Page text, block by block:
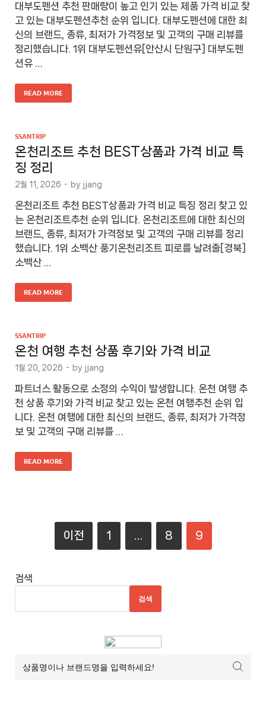
대부도펜션 추천 판매량이 높고 인기 있는 제품 가격 비교 찾
고 있는 대부도펜션추천 순위 입니다. 대부도펜션에 대한 최
신의 브랜드, 종류, 최저가 가격정보 및 고객의 구매 리뷰를
정리했습니다. 1위 대부도펜션유[안산시 단원구] 대부도펜
션유 …
READ MORE
SSANTRIP
온천리조트 추천 BEST상품과 가격 비교 특
징 정리
2월 11, 2026 - by jjang
온천리조트 추천 BEST상품과 가격 비교 특징 정리 찾고 있
는 온천리조트추천 순위 입니다. 온천리조트에 대한 최신의
브랜드, 종류, 최저가 가격정보 및 고객의 구매 리뷰를 정리
했습니다. 1위 소백산 풍기온천리조트 피로를 날려줄[경북]
소백산 …
READ MORE
SSANTRIP
온천 여행 추천 상품 후기와 가격 비교
1월 20, 2026 - by jjang
파트너스 활동으로 소정의 수익이 발생합니다. 온천 여행 추
천 상품 후기와 가격 비교 찾고 있는 온천 여행추천 순위 입
니다. 온천 여행에 대한 최신의 브랜드, 종류, 최저가 가격정
보 및 고객의 구매 리뷰를 …
READ MORE
이전 1 … 8 9
검색
검색